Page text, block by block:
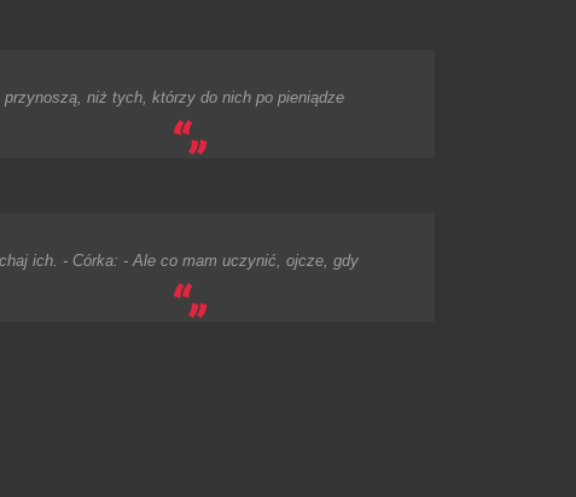
niż tych, którzy do nich po pieniądze
ich. - Córka: - Ale co mam uczynić, ojcze, gdy